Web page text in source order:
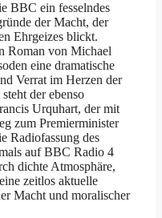
BBC ein fesselndes
der Macht, der
Ehrgeizes blickt.
Roman von Michael
eine dramatische
Verrat im Herzen der
der ebenso
Urquhart, der mit
zum Premierminister
Radiofassung des
auf BBC Radio 4
dichte Atmosphäre,
zeitlos aktuelle
Macht und moralischer